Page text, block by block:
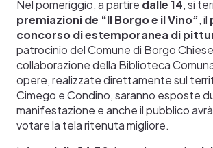
Nel pomeriggio, a partire dalle 14, si
premiazioni de “Il Borgo e il Vino”, il
concorso di estemporanea di
patrocinio del Comune di Borgo
collaborazione della Biblioteca
opere, realizzate direttamente sul
Cimego e Condino, saranno esposte
manifestazione e anche il pubblico
votare la tela ritenuta migliore.